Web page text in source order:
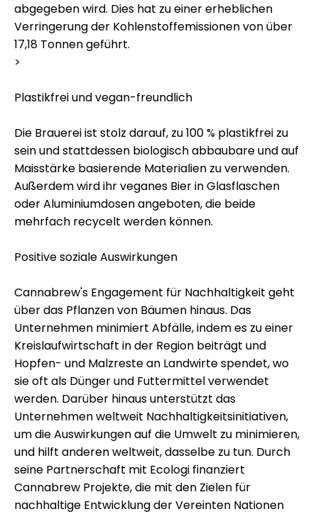
abgegeben wird. Dies hat zu einer erheblichen
Verringerung der Kohlenstoffemissionen von über
17,18 Tonnen geführt.
>
Plastikfrei und vegan-freundlich
Die Brauerei ist stolz darauf, zu 100 % plastikfrei zu
sein und stattdessen biologisch abbaubare und auf
Maisstärke basierende Materialien zu verwenden.
Außerdem wird ihr veganes Bier in Glasflaschen
oder Aluminiumdosen angeboten, die beide
mehrfach recycelt werden können.
Positive soziale Auswirkungen
Cannabrew's Engagement für Nachhaltigkeit geht
über das Pflanzen von Bäumen hinaus. Das
Unternehmen minimiert Abfälle, indem es zu einer
Kreislaufwirtschaft in der Region beiträgt und
Hopfen- und Malzreste an Landwirte spendet, wo
sie oft als Dünger und Futtermittel verwendet
werden. Darüber hinaus unterstützt das
Unternehmen weltweit Nachhaltigkeitsinitiativen,
um die Auswirkungen auf die Umwelt zu minimieren,
und hilft anderen weltweit, dasselbe zu tun. Durch
seine Partnerschaft mit Ecologi finanziert
Cannabrew Projekte, die mit den Zielen für
nachhaltige Entwicklung der Vereinten Nationen